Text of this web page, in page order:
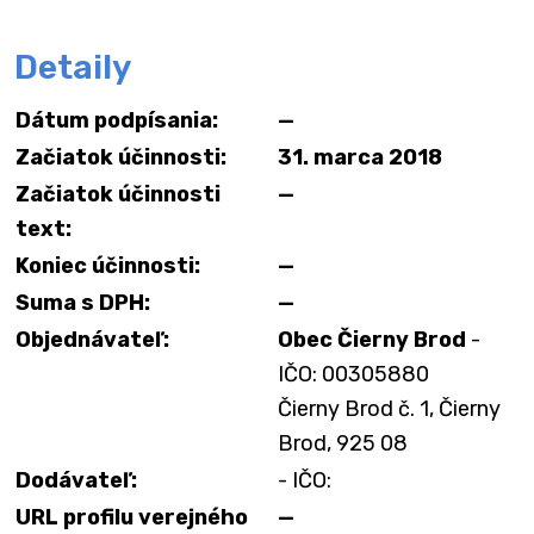
Detaily
Dátum podpísania:
—
Začiatok účinnosti:
31. marca 2018
Začiatok účinnosti
text:
—
Koniec účinnosti:
—
Suma s DPH:
—
Objednávateľ:
Obec Čierny Brod -
IČO: 00305880
Čierny Brod č. 1, Čierny
Brod, 925 08
Dodávateľ:
- IČO:
URL profilu verejného
—